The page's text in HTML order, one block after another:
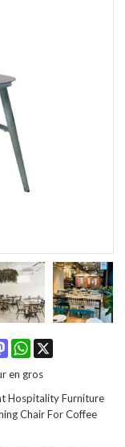
MastodonWhatsApp
en gros
Hospitality Furniture
Chair For Coffee